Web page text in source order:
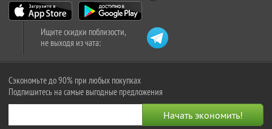
Ищите скидки поблизости,
не выходя из чата:
Сэкономьте до 90% при любых покупках
Подпишитесь на самые выгодные предложения